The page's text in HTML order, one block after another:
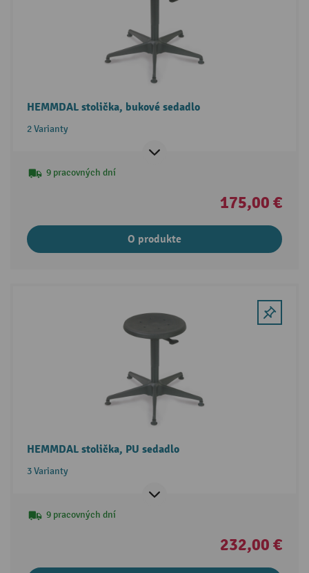
HEMMDAL stolička, bukové sedadlo
2 Varianty
9 pracovných dní
175,00 €
O produkte
HEMMDAL stolička, PU sedadlo
3 Varianty
9 pracovných dní
232,00 €